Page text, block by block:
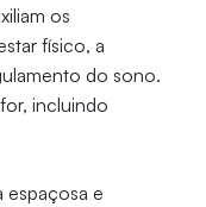
os
físico, a
do sono.
incluindo
espaçosa e